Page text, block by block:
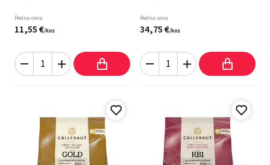
Redna cena
11,55€/kos
Redna cena
34,75€/kos